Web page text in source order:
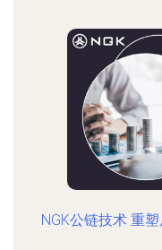
NGK公链技术 重